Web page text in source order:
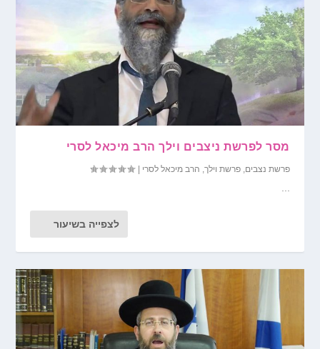
מסר לפרשת ניצבים וילך הרב מיכאל לסרי
פרשת נצבים,פרשת וילך, הרב מיכאל לסרי |
לצפייה בשיעור